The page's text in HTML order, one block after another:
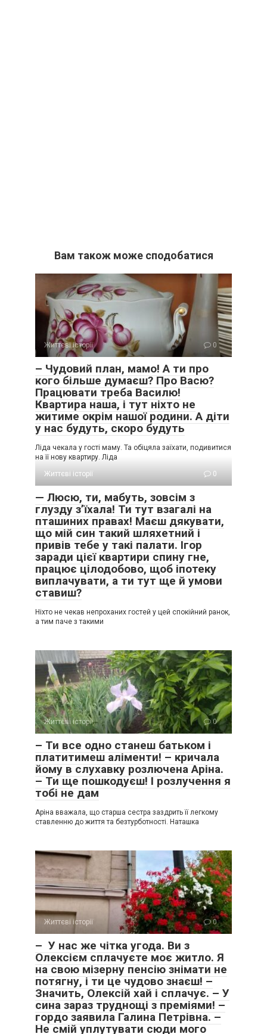
Вам також може сподобатися
Життєві історії 0
– Чудовий план, мамо! А ти про
кого більше думаєш? Про Васю?
Працювати треба Василю!
Квартира наша, і тут ніхто не
житиме окрім нашої родини. А діти
у нас будуть, скоро будуть
Ліда чекала у гості маму. Та обіцяла заїхати, подивитися
на її нову квартиру. Ліда
Життєві історії
0
— Люсю, ти, мабуть, зовсім з
глузду з’їхала! Ти тут взагалі на
пташиних правах! Маєш дякувати,
що мій син такий шляхетний і
привів тебе у такі палати. Ігор
заради цієї квартири спину гне,
працює цілодобово, щоб іпотеку
виплачувати, а ти тут ще й умови
ставиш?
Ніхто не чекав непроханих гостей у цей спокійний ранок,
а тим паче з такими
Життєві історії 0
– Ти все одно станеш батьком і
платитимеш аліменти! – кричала
йому в слухавку розлючена Аріна.
– Ти ще пошкодуєш! І розлучення я
тобі не дам
Аріна вважала, що старша сестра заздрить її легкому
ставленню до життя та безтурботності. Наташка
Життєві історії 0
– У нас же чітка угода. Ви з
Олексієм сплачуєте моє житло. Я
на свою мізерну пенсію знімати не
потягну, і ти це чудово знаєш! –
Значить, Олексій хай і сплачує. – У
сина зараз труднощі з преміями! –
гордо заявила Галина Петрівна. –
Не смій уплутувати сюди мого